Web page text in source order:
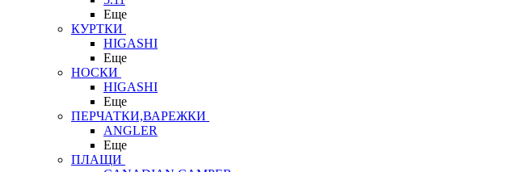
Еще
КУРТКИ
HIGASHI
Еще
НОСКИ
HIGASHI
Еще
ПЕРЧАТКИ,ВАРЕЖКИ
ANGLER
Еще
ПЛАЩИ